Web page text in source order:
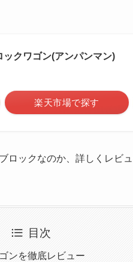
クワゴン(アンパンマン)
楽天市場で探す
ックなのか、詳しくレビュ
目次
ンを徹底レビュー